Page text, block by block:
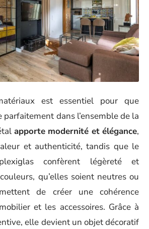
est essentiel pour que
parfaitement dans l’ensemble de la
apporte modernité et élégance,
et authenticité, tandis que le
confèrent légèreté et
qu’elles soient neutres ou
de créer une cohérence
et les accessoires. Grâce à
elle devient un objet décoratif